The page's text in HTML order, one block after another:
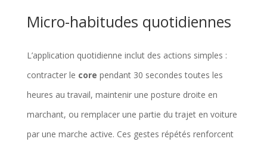
Micro-habitudes quotidiennes
L’application quotidienne inclut des actions simples :
contracter le core pendant 30 secondes toutes les
heures au travail, maintenir une posture droite en
marchant, ou remplacer une partie du trajet en voiture
par une marche active. Ces gestes répétés renforcent